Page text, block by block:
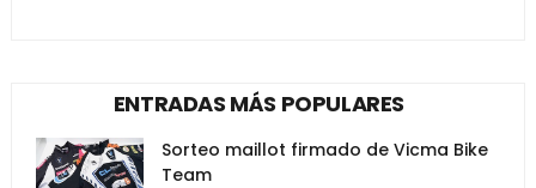
ENTRADAS MÁS POPULARES
Sorteo maillot firmado de Vicma Bike
Team